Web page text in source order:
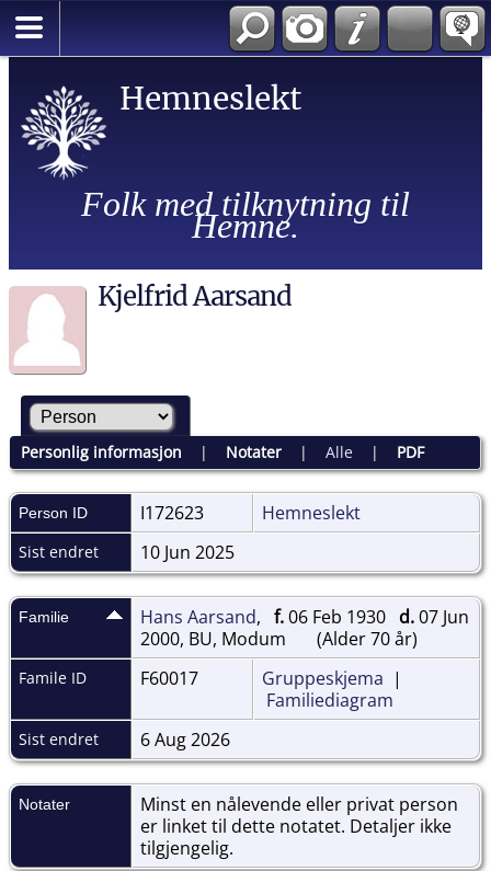
Hemneslekt
Folk med tilknytning til
Hemne.
Kjelfrid Aarsand
Personlig informasjon | Notater| Alle| PDF
Person ID I172623 Hemneslekt
Sist endret 10 Jun 2025
Familie Hans Aarsand, f.06 Feb 1930 d.07 Jun
2000, BU, Modum
(Alder 70 år)
Famile ID F60017 Gruppeskjema |
Familiediagram
Sist endret 6 Aug 2026
Notater
Minst en nålevende eller privat person
er linket til dette notatet. Detaljer ikke
tilgjengelig.